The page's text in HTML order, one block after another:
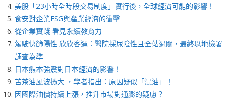
美股「23小時全時段交易制度」實行後，全球經濟可能的影響！
食安對企業ESG與產業經濟的衝擊
從企業實踐 看見永續教育力
駕駛快篩陽性 欣欣客運：醫院採尿陰性且全站過關，最終以地檢署
調查為準
日本熊本強震對日本經濟的影響！
苦茶油風波擴大 ，學者指出：原因疑似「混油」！
因國際油價持續上漲，推升市場對通膨的疑慮？